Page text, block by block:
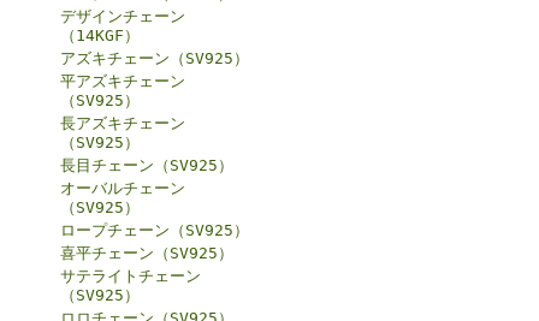
デザインチェーン
（14KGF）
アズキチェーン（SV925）
平アズキチェーン
（SV925）
長アズキチェーン
（SV925）
長目チェーン（SV925）
オーバルチェーン
（SV925）
ロープチェーン（SV925）
喜平チェーン（SV925）
サテライトチェーン
（SV925）